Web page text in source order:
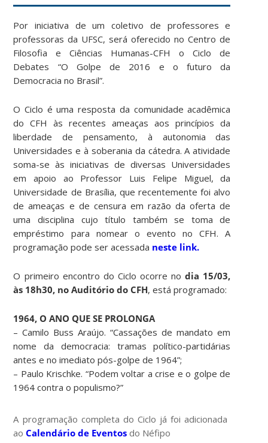
Por iniciativa de um coletivo de professores e
professoras da UFSC, será oferecido no Centro de
Filosofia e Ciências Humanas-CFH o Ciclo de
Debates “O Golpe de 2016 e o futuro da
Democracia no Brasil”.
O Ciclo é uma resposta da comunidade acadêmica
do CFH às recentes ameaças aos princípios da
liberdade de pensamento, à autonomia das
Universidades e à soberania da cátedra. A atividade
soma-se às iniciativas de diversas Universidades
em apoio ao Professor Luis Felipe Miguel, da
Universidade de Brasília, que recentemente foi alvo
de ameaças e de censura em razão da oferta de
uma disciplina cujo título também se toma de
empréstimo para nomear o evento no CFH. A
programação pode ser acessada neste link.
O primeiro encontro do Ciclo ocorre nodia 15/03,
às 18h30, no Auditório do CFH, está programado:
1964, O ANO QUE SE PROLONGA
– Camilo Buss Araújo. “Cassações de mandato em
nome da democracia: tramas político-partidárias
antes e no imediato pós-golpe de 1964”;
– Paulo Krischke. “Podem voltar a crise e o golpe de
1964 contra o populismo?”
A programação completa do Ciclo já foi adicionada
aoCalendário de Eventos do Néfipo